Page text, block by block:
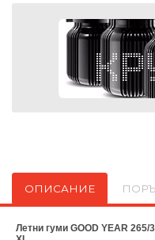
ОПИСАНИЕ
Летни гуми GOOD YEAR